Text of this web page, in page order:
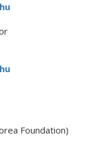
Foundation)